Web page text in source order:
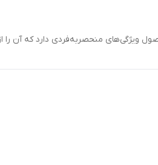
ویژگی‌های منحصربه‌فردی دارد که آن را از